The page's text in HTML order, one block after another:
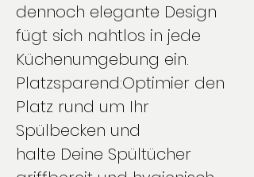
dennoch elegante Design
fügt sich nahtlos in jede
Küchenumgebung ein.
Platzsparend:Optimier den
Platz rund um Ihr
Spülbecken und
halte Deine Spültücher